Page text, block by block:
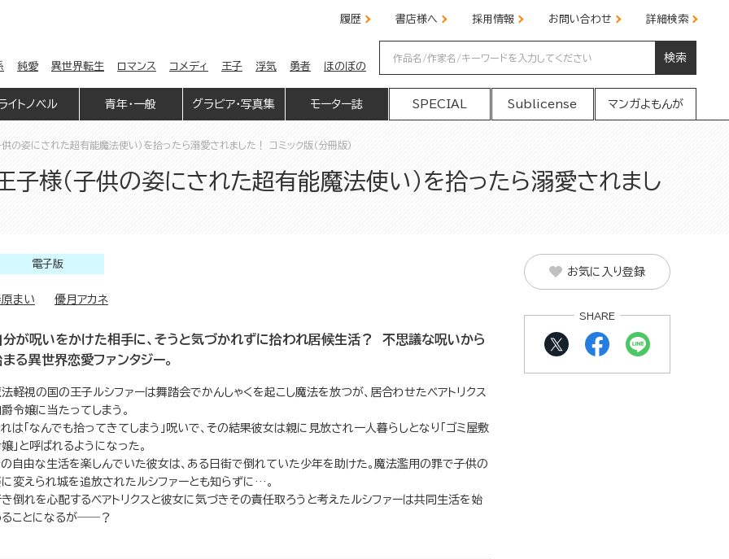
履歴 書店様へ 採用情報 お問い合わせ 詳細検索
純愛 異世界転生 ロマンス コメディ 王子 浮気 勇者 ほのぼの
検索
イトノベル 青年・一般 グラビア・写真集 モーター誌 SPECIAL Sublicense マンガよもんが
の姿にされた超有能魔法使い）を拾ったら溺愛されました！ コミック版（分冊版）
子様（子供の姿にされた超有能魔法使い）を拾ったら溺愛されまし
電子版
まい 優月アカネ
分が呪いをかけた相手に、そうと気づかれずに拾われ居候生活？ 不思議な呪いから
まる異世界恋愛ファンタジー。
軽視の国の王子ルシファーは舞踏会でかんしゃくを起こし魔法を放つが、居合わせたベアトリクス
令嬢に当たってしまう。
は「なんでも拾ってきてしまう」呪いで、その結果彼女は親に見放され一人暮らしとなり「ゴミ屋敷
」と呼ばれるようになった。
自由な生活を楽しんでいた彼女は、ある日街で倒れていた少年を助けた。魔法濫用の罪で子供の
変えられ城を追放されたルシファーとも知らずに…。
倒れを心配するベアトリクスと彼女に気づきその責任取ろうと考えたルシファーは共同生活を始
ることになるが――？
お気に入り登録
SHARE